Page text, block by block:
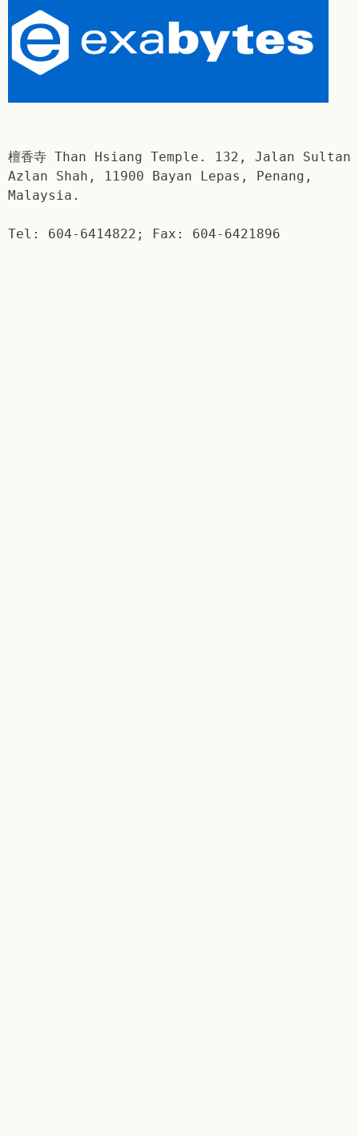
檀香寺 Than Hsiang Temple. 132, Jalan Sultan
Azlan Shah, 11900 Bayan Lepas, Penang,
Malaysia.
Tel: 604-6414822; Fax: 604-6421896